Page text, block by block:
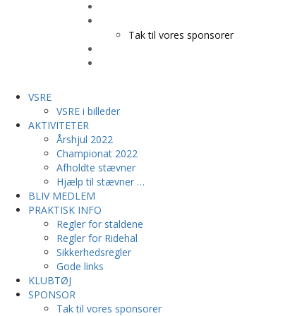
Tak til vores sponsorer
VSRE
VSRE i billeder
AKTIVITETER
Årshjul 2022
Championat 2022
Afholdte stævner
Hjælp til stævner …
BLIV MEDLEM
PRAKTISK INFO
Regler for staldene
Regler for Ridehal
Sikkerhedsregler
Gode links
KLUBTØJ
SPONSOR
Tak til vores sponsorer